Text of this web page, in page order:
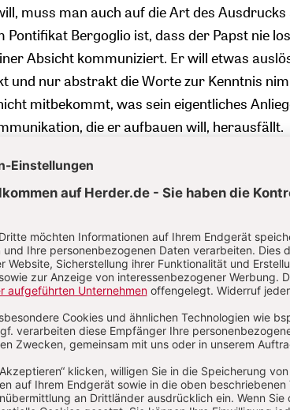
muss man auch auf die Art des Ausdrucks
Pontifikat Bergoglio ist, dass der Papst nie
Absicht kommuniziert. Er will etwas
und nur abstrakt die Worte zur Kenntnis
mitbekommt, was sein eigentliches
die er aufbauen will, herausfällt.
lässt sich dieses zeigen: Zuerst sind da
das freie Reden und Predigen. Dann
„Evangelii Gaudium“ und die formaleren
es um die sprechenden Zeichen gehen, die
Ironie, um etwas deutlich zu
hinweg waren die
Gebäude Santa Marta im Vatikan die
gelesen wurden. Bei den Besucherzahlen
konnte man das ablesen, auch dass einige